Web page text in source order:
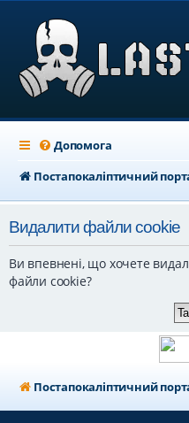
Допомога
Постапокаліптичний
Видалити файли cookie
Ви впевнені, що хочете
файли cookie?
Постапокаліптичний